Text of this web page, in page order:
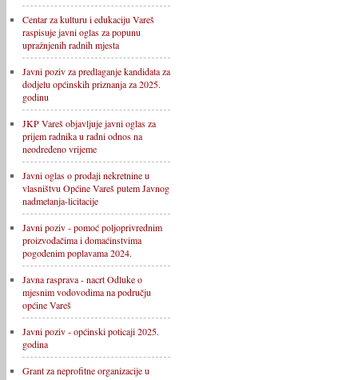
Centar za kulturu i edukaciju Vareš
raspisuje javni oglas za popunu
upražnjenih radnih mjesta
Javni poziv za predlaganje kandidata za
dodjelu općinskih priznanja za 2025.
godinu
JKP Vareš objavljuje javni oglas za
prijem radnika u radni odnos na
neodređeno vrijeme
Javni oglas o prodaji nekretnine u
vlasništvu Općine Vareš putem Javnog
nadmetanja-licitacije
Javni poziv - pomoć poljoprivrednim
proizvođačima i domaćinstvima
pogođenim poplavama 2024.
Javna rasprava - nacrt Odluke o
mjesnim vodovodima na području
općine Vareš
Javni poziv - općinski poticaji 2025.
godina
Grant za neprofitne organizacije u